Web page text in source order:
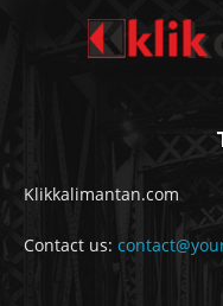
Klikkalimantan.com
Contact us: